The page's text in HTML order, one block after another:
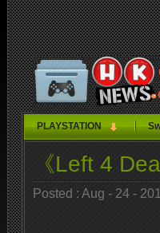
PLAYSTATION
《Left 4
Posted : Aug - 24 -